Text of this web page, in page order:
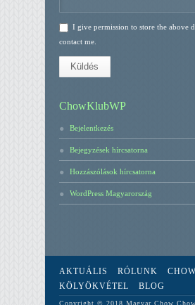
I give permission to store the above
contact me.
Küldés
ChowKlubWP
Bejelentkezés
Bejegyzések hírcsatorna
Hozzászólások hírcsatorna
WordPress Magyarország
AKTUÁLIS RÓLUNK
KÖLYÖKVÉTEL
BLOG